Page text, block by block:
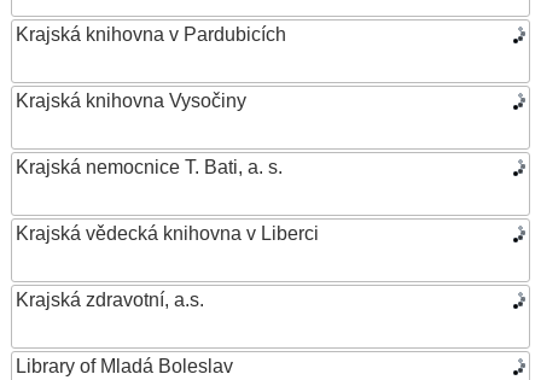
Krajská knihovna v Pardubicích
Krajská knihovna Vysočiny
Krajská nemocnice T. Bati, a. s.
Krajská vědecká knihovna v Liberci
Krajská zdravotní, a.s.
Library of Mladá Boleslav